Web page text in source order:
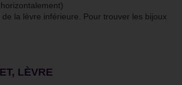
la lèvre inférieure. Pour trouver les bijoux
LÈVRE